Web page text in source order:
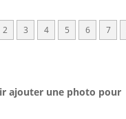
2 3 4 5 6 7
ajouter une photo pour